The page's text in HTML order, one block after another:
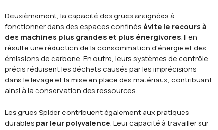
Deuxièmement, la capacité des grues araignées à
fonctionner dans des espaces confinés évite le recours à
des machines plus grandes et plus énergivores. Il en
résulte une réduction de la consommation d'énergie et des
émissions de carbone. En outre, leurs systèmes de contrôle
précis réduisent les déchets causés par les imprécisions
dans le levage et la mise en place des matériaux, contribuant
ainsi à la conservation des ressources.
Les grues Spider contribuent également aux pratiques
durables par leur polyvalence. Leur capacité à travailler sur